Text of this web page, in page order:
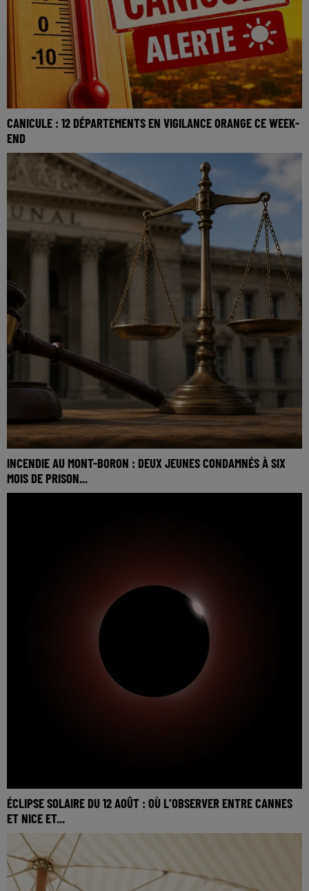
CANICULE : 12 DÉPARTEMENTS EN VIGILANCE ORANGE CE WEEK-
END
INCENDIE AU MONT-BORON : DEUX JEUNES CONDAMNÉS À SIX
MOIS DE PRISON...
ÉCLIPSE SOLAIRE DU 12 AOÛT : OÙ L’OBSERVER ENTRE CANNES
ET NICE ET...